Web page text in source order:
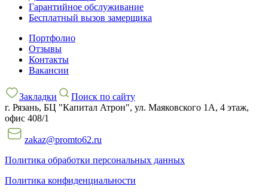
Гарантийное обслуживание
Бесплатный вызов замерщика
Портфолио
Отзывы
Контакты
Вакансии
Закладки
Поиск по сайту
г. Рязань, БЦ "Капитал Атрон", ул. Маяковского 1А, 4 этаж,
офис 408/1
zakaz@promto62.ru
Политика обработки персональных данных
Политика конфиденциальности